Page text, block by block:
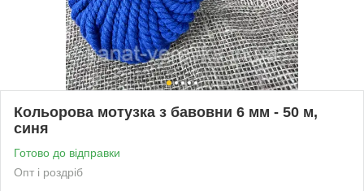
Кольорова мотузка з бавовни 6 мм - 50 м,
синя
Готово до відправки
Опт і роздріб